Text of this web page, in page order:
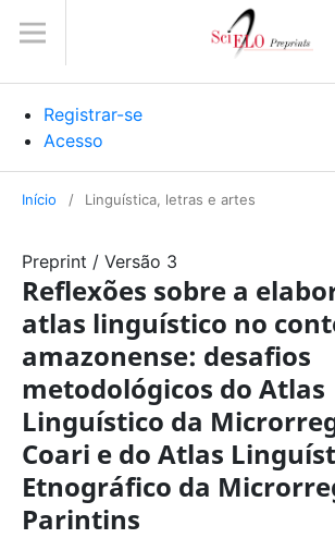
Registrar-se
Acesso
Início / Linguística, letras e artes
Preprint / Versão 3
Reflexões sobre a
atlas linguístico no
amazonense: desafios
metodológicos do Atlas
Linguístico da
Coari e do Atlas
Etnográfico da
Parintins